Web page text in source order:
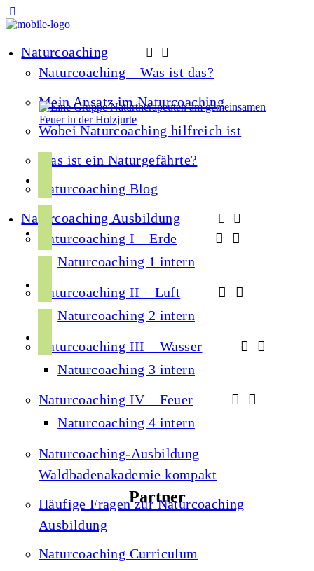
Naturcoaching
Naturcoaching – Was ist das?
Mein Ansatz im Naturcoaching
Wobei Naturcoaching hilfreich ist
Was ist ein Naturgefährte?
Naturcoaching Blog
Naturcoaching Ausbildung
Naturcoaching I – Erde
Naturcoaching 1 intern
Naturcoaching II – Luft
Naturcoaching 2 intern
Naturcoaching III – Wasser
Naturcoaching 3 intern
Naturcoaching IV – Feuer
Naturcoaching 4 intern
Naturcoaching-Ausbildung
Waldbadenakademie kompakt
Häufige Fragen zur Naturcoaching
Ausbildung
Naturcoaching Curriculum
c
e
o
k
s
g
a
m
u
o
i
Partner